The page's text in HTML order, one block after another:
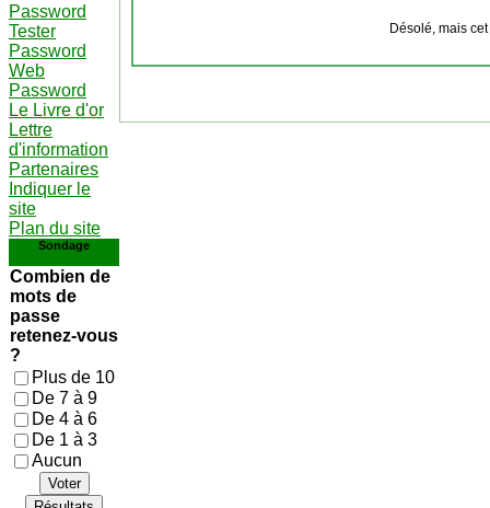
Password
Tester
Password
Web
Password
Le Livre d'or
Lettre
d'information
Partenaires
Indiquer le
site
Plan du site
Sondage
Combien de
mots de
passe
retenez-vous
?
Plus de 10
De 7 à 9
De 4 à 6
De 1 à 3
Aucun
Voter
Désolé, mais